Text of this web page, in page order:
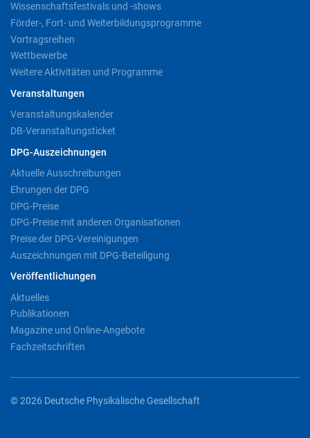
Wissenschaftsfestivals und -shows
Förder-, Fort- und Weiterbildungsprogramme
Vortragsreihen
Wettbewerbe
Weitere Aktivitäten und Programme
Veranstaltungen
Veranstaltungskalender
DB-Veranstaltungsticket
DPG-Auszeichnungen
Aktuelle Ausschreibungen
Ehrungen der DPG
DPG-Preise
DPG-Preise mit anderen Organisationen
Preise der DPG-Vereinigungen
Auszeichnungen mit DPG-Beteiligung
Veröffentlichungen
Aktuelles
Publikationen
Magazine und Online-Angebote
Fachzeitschriften
© 2026 Deutsche Physikalische Gesellschaft